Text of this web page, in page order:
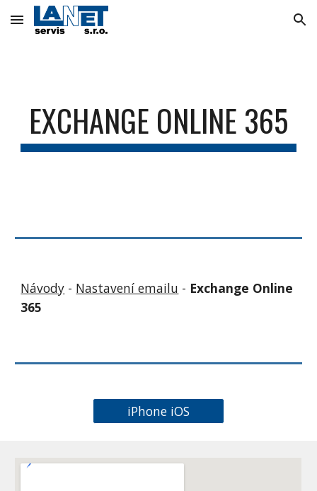
Skip to main content Skip to navigation
EXCHANGE ONLINE 365
Návody - Nastavení emailu - Exchange Online
365
iPhone iOS